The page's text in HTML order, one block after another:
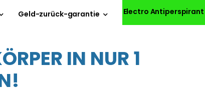
Geld-zurück-garantie Electro
IN NUR 1